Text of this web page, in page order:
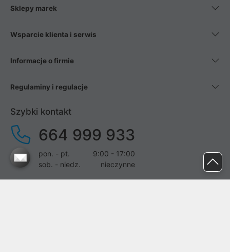
Sklepy marek
Wsparcie klienta i serwis
Informacje o firmie
Regulaminy i regulacje
Szybki kontakt
664 999 933
pon. - pt.
9:00 - 17:00
sob. - niedz.
nieczynne